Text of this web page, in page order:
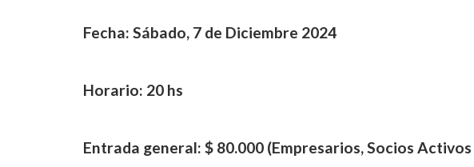
Fecha: Sábado, 7 de Diciembre 2024
Horario: 20 hs
Entrada general: $ 80.000 (Empresarios, Socios